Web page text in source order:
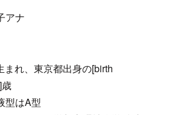
アナ
まれ、東京都出身の[birth
型はA型